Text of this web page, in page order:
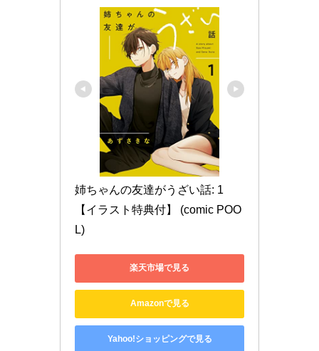
姉ちゃんの友達がうざい話: 1
【イラスト特典付】 (comic POO
L)
楽天市場で見る
Amazonで見る
Yahoo!ショッピングで見る